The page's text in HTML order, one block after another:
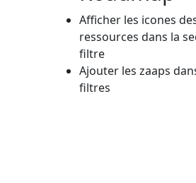
Afficher les icones
ressources dans la
filtre
Ajouter les zaaps
filtres